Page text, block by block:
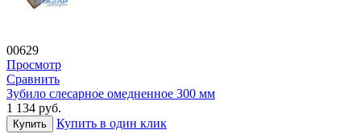
00629
Просмотр
Сравнить
Зубило слесарное омедненное 300 мм
1 134 руб.
Купить Купить в один клик